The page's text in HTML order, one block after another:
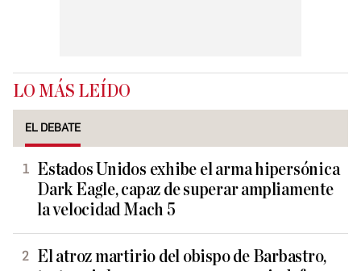
LO MÁS LEÍDO
EL DEBATE
Estados Unidos exhibe el arma hipersónica
Dark Eagle, capaz de superar ampliamente
la velocidad Mach 5
El atroz martirio del obispo de Barbastro,